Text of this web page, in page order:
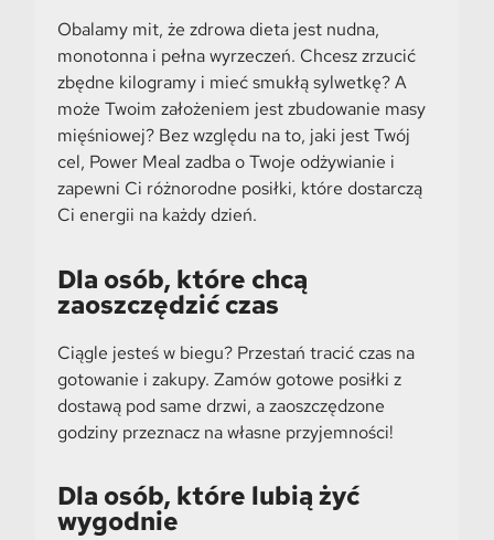
Obalamy mit, że zdrowa dieta jest nudna,
monotonna i pełna wyrzeczeń. Chcesz zrzucić
zbędne kilogramy i mieć smukłą sylwetkę? A
może Twoim założeniem jest zbudowanie masy
mięśniowej? Bez względu na to, jaki jest Twój
cel, Power Meal zadba o Twoje odżywianie i
zapewni Ci różnorodne posiłki, które dostarczą
Ci energii na każdy dzień.
Dla osób, które chcą
zaoszczędzić czas
Ciągle jesteś w biegu? Przestań tracić czas na
gotowanie i zakupy. Zamów gotowe posiłki z
dostawą pod same drzwi, a zaoszczędzone
godziny przeznacz na własne przyjemności!
Dla osób, które lubią żyć
wygodnie